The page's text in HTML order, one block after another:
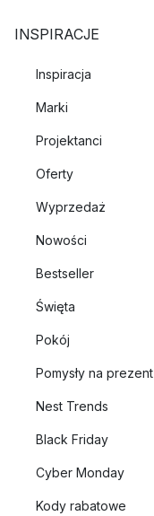
INSPIRACJE
Inspiracja
Marki
Projektanci
Oferty
Wyprzedaż
Nowości
Bestseller
Święta
Pokój
Pomysły na prezent
Nest Trends
Black Friday
Cyber Monday
Kody rabatowe